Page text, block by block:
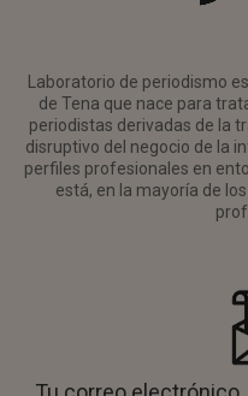
Laboratorio de periodismo
de Tena que nace para
periodistas derivadas de la
disruptivo del negocio de la
perfiles profesionales en
está, en la mayoría de